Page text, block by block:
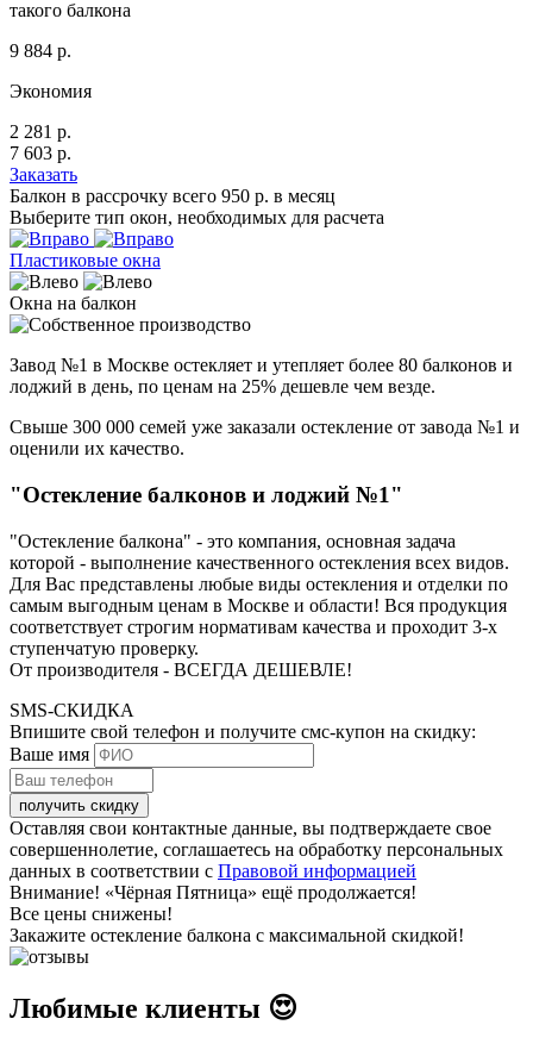
такого балкона
9 884 р.
Экономия
2 281 р.
7 603 р.
Заказать
Балкон в рассрочку всего 950 р. в месяц
Выберите тип окон, необходимых для расчета
Пластиковые окна
Окна на балкон
Завод №1 в Москве остекляет и утепляет более 80 балконов и
лоджий в день, по ценам на 25% дешевле чем везде.
Свыше 300 000 семей уже заказали остекление от завода №1 и
оценили их качество.
"Остекление балконов и лоджий №1"
"Остекление балкона" - это компания, основная задача
которой - выполнение качественного остекления всех видов.
Для Вас представлены любые виды остекления и отделки по
самым выгодным ценам в Москве и области! Вся продукция
соответствует строгим нормативам качества и проходит 3-х
ступенчатую проверку.
От производителя - ВСЕГДА ДЕШЕВЛЕ!
SMS-СКИДКА
Впишите свой телефон и получите смс-купон на скидку:
Ваше имя
получить скидку
Оставляя свои контактные данные, вы подтверждаете свое
совершеннолетие, соглашаетесь на обработку персональных
данных в соответствии с Правовой информацией
Внимание! «Чёрная Пятница» ещё продолжается!
Все цены снижены!
Закажите остекление балкона с максимальной скидкой!
Любимые клиенты 😍